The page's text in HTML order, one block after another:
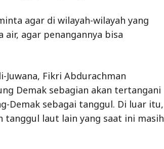
agar di wilayah-wilayah yang
agar penangannya bisa
Juwana, Fikri Abdurachman
Demak sebagian akan tertangani
Demak sebagai tanggul. Di luar itu,
tanggul laut lain yang saat ini masih